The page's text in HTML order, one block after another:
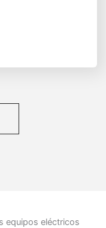
equipos eléctricos